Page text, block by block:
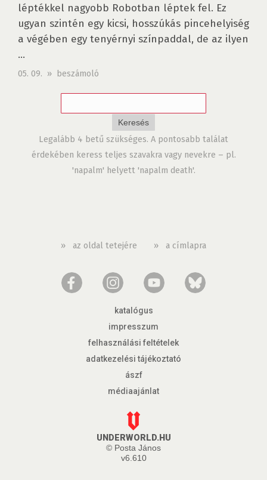
léptékkel nagyobb Robotban léptek fel. Ez
ugyan szintén egy kicsi, hosszúkás pincehelyiség
a végében egy tenyérnyi színpaddal, de az ilyen
...
05. 09. » beszámoló
Legalább 4 betű szükséges. A pontosabb találat
érdekében keress teljes szavakra vagy nevekre – pl.
'napalm' helyett 'napalm death'.
» az oldal tetejére » a címlapra
katalógus
impresszum
felhasználási feltételek
adatkezelési tájékoztató
ászf
médiaajánlat
UNDERWORLD.HU
© Posta János
v6.610